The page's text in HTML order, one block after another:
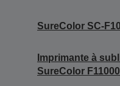
SureColor SC-
Imprimante à
SureColor